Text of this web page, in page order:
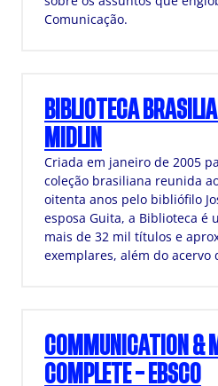
Comunicação.
BIBLIOTECA
MIDLIN
Criada em janeiro de 2005
coleção brasiliana reunida
oitenta anos pelo bibliófilo
esposa Guita, a Biblioteca é
mais de 32 mil títulos e
exemplares, além do acervo
COMMUNICATION &
COMPLETE – EBSCO